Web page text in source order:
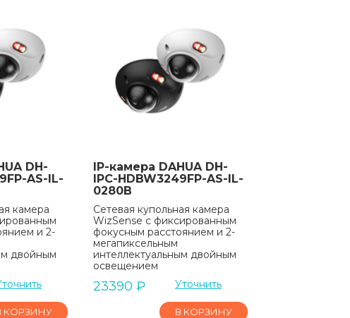
DH-
AS-IL-
камера
и 2-
двойным
КОРЗИНУ
IP-камера DAHUA DH-
IPC-HDBW3249FP-AS-IL-
0280B
Сетевая купольная камера
WizSense с фиксированным
фокусным расстоянием и 2-
мегапиксельным
интеллектуальным двойным
освещением
23390 ₽ Уточнить
В КОРЗИНУ